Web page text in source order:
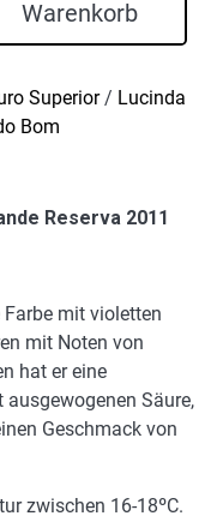
Warenkorb
Superior/ Lucinda
Bom
Reserva 2011
Farbe mit violetten
mit Noten von
hat er eine
Säure,
Geschmack von
zwischen 16-18ºC.